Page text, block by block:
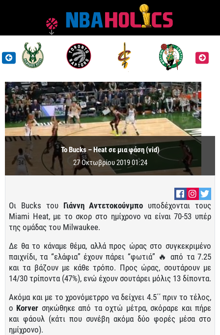
Το Bucks – Heat σε μια φάση (vid)
27 Οκτωβρίου 2019 01:24
Οι Bucks του Γιάννη Αντετοκούνμπο υποδέχονται τους
Miami Heat, με το σκορ στο ημίχρονο να είναι 70-53 υπέρ
της ομάδας του Milwaukee.
Δε θα το κάναμε θέμα, αλλά προς ώρας στο συγκεκριμένο
παιχνίδι, τα “ελάφια” έχουν πάρει “φωτιά” 🔥 από τα 7.25
και τα βάζουν με κάθε τρόπο. Προς ώρας, σουτάρουν με
14/30 τρίποντα (47%), ενώ έχουν σουτάρει μόλις 13 δίποντα.
Ακόμα και με το χρονόμετρρο να δείχνει 4.5΄΄ πριν το τέλος,
ο Korver σηκώθηκε από τα οχτώ μέτρα, σκόραρε και πήρε
και φάουλ (κάτι που συνέβη ακόμα δύο φορές μέσα στο
ημίχρονο).